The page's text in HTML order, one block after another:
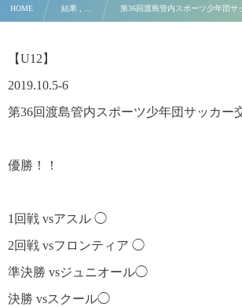
HOME 結果 , … 第36回渡島管内スポーツ少年団サ
【U12】
2019.10.5-6
第36回渡島管内スポーツ少年団サッカー
優勝！！
1回戦 vsアスル ◯
2回戦 vsフロンティア ◯
準決勝 vsジュニオール◯
決勝 vsスクール◯